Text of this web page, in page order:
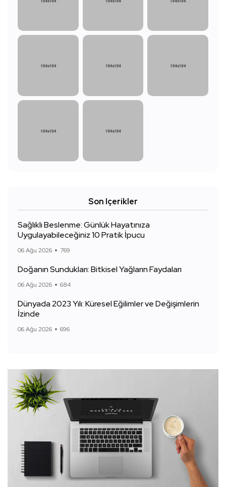
Son Içerikler
Sağlıklı Beslenme: Günlük Hayatınıza
Uygulayabileceğiniz 10 Pratik İpucu
06 Ağu 2026 769
Doğanın Sundukları: Bitkisel Yağların Faydaları
06 Ağu 2026 684
Dünyada 2023 Yılı: Küresel Eğilimler ve Değişimlerin
İzinde
06 Ağu 2026 696